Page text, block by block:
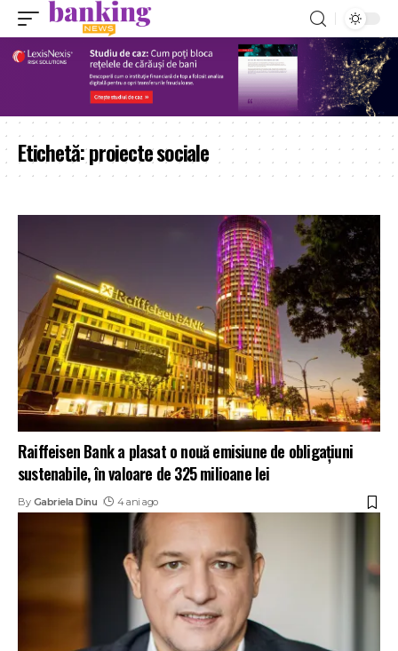
Etichetă:proiecte sociale
Raiffeisen Bank a plasat o nouă emisiune de obligațiuni
sustenabile, în valoare de 325 milioane lei
By Gabriela Dinu 4 ani ago